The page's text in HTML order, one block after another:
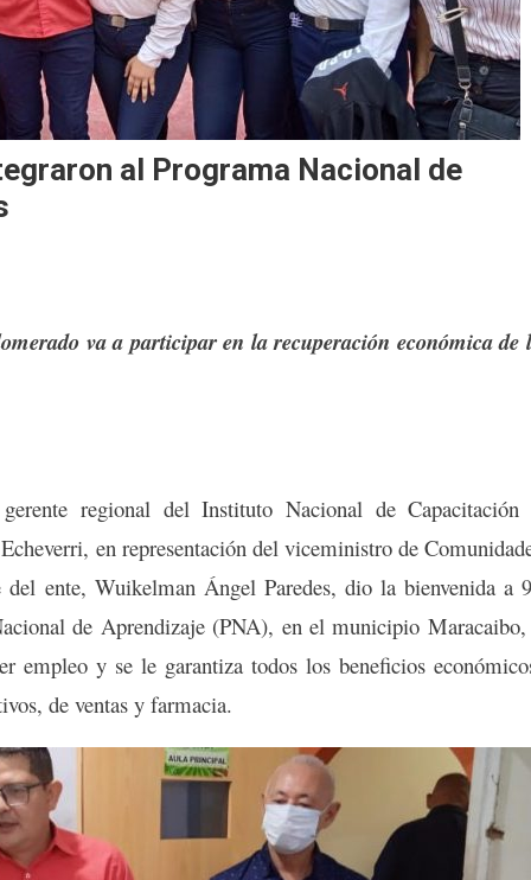
al Programa Nacional de
va a participar en la recuperación económica de
regional del Instituto Nacional de
en representación del viceministro de
ente, Wuikelman Ángel Paredes, dio la bienvenida a
de Aprendizaje (PNA), en el municipio
empleo y se le garantiza todos los beneficios
de ventas y farmacia.